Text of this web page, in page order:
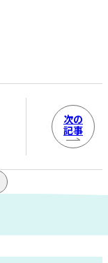
次の
記事